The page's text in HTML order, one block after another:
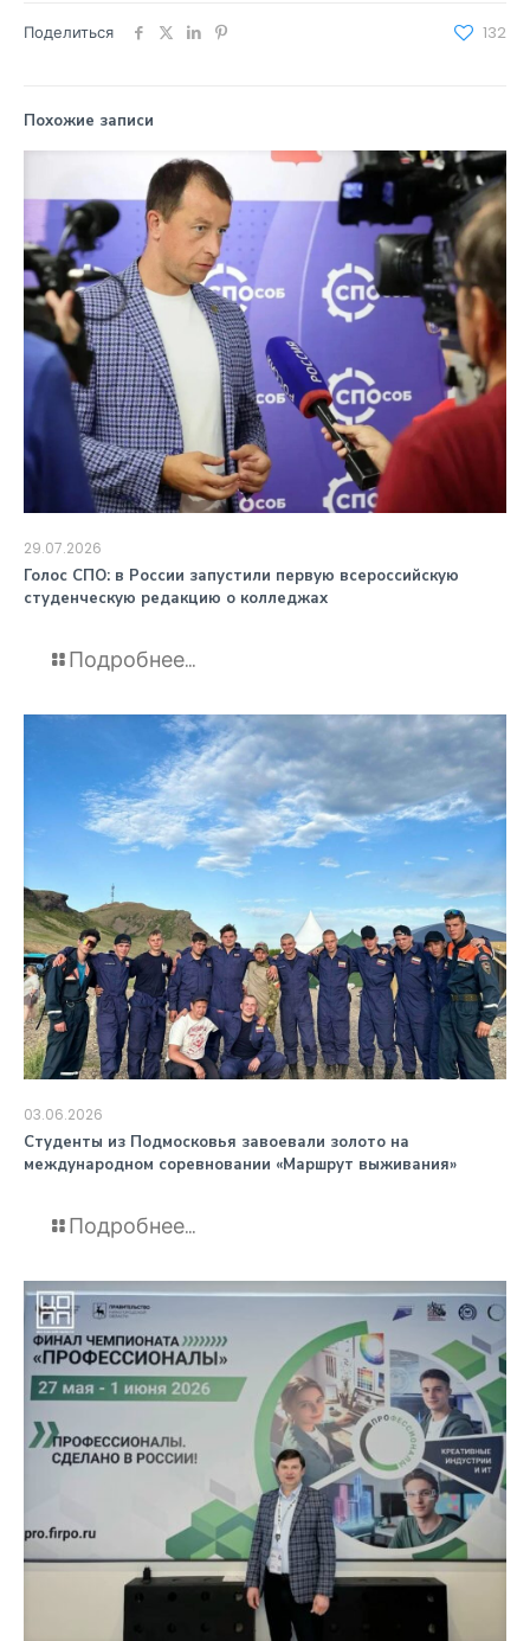
Поделиться 132
Похожие записи
29.07.2026
️Голос СПО: в России запустили первую всероссийскую
студенческую редакцию о колледжах
Подробнее...
03.06.2026
️Студенты из Подмосковья завоевали золото на
международном соревновании «Маршрут выживания»
Подробнее...